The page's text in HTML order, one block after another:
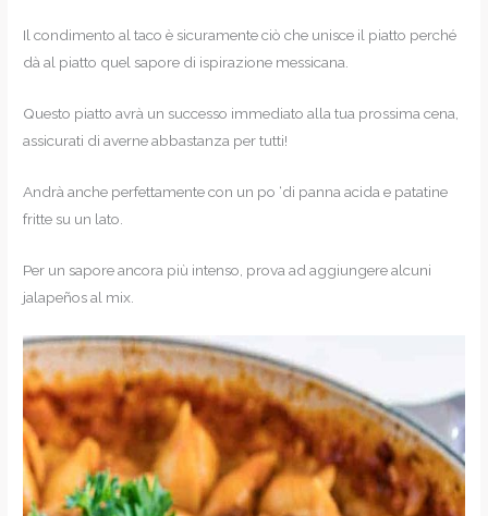
Il condimento al taco è sicuramente ciò che unisce il piatto perché
dà al piatto quel sapore di ispirazione messicana.
Questo piatto avrà un successo immediato alla tua prossima cena,
assicurati di averne abbastanza per tutti!
Andrà anche perfettamente con un po ‘di panna acida e patatine
fritte su un lato.
Per un sapore ancora più intenso, prova ad aggiungere alcuni
jalapeños al mix.